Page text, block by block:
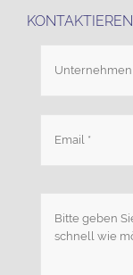
KONTAKTIEREN